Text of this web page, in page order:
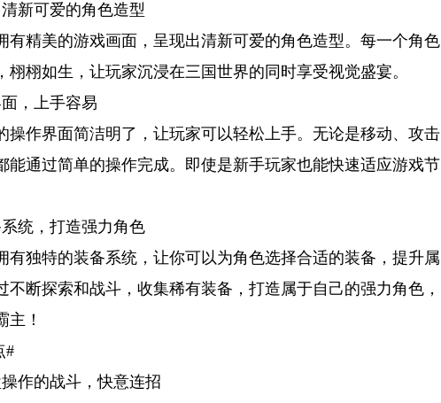
新可爱的角色造型
有精美的游戏画面，呈现出清新可爱的角色造型。每一个角色
栩栩如生，让玩家沉浸在三国世界的同时享受视觉盛宴。
，上手容易
操作界面简洁明了，让玩家可以轻松上手。无论是移动、攻击
能通过简单的操作完成。即使是新手玩家也能快速适应游戏节
统，打造强力角色
有独特的装备系统，让你可以为角色选择合适的装备，提升属
不断探索和战斗，收集稀有装备，打造属于自己的强力角色，
主！
#
作的战斗，快意连招